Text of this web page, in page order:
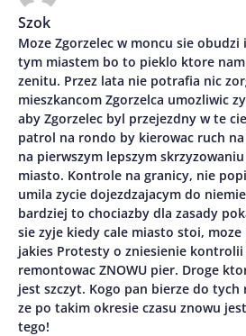
Treść komentarza*
Zapamiętaj moje dane w tej
pisania kolejnych komentarzy.
Szok
Moze Zgorzelec w moncu sie obudzi
tym miastem bo to pieklo ktore
zenitu. Przez lata nie potrafia nic
mieszkancom Zgorzelca umozliwic
aby Zgorzelec byl przejezdny w te
patrol na rondo by kierowac ruch
na pierwszym lepszym
miasto. Kontrole na granicy, nie
umila zycie dojezdzajacym do
bardziej to chociazby dla zasady
sie zyje kiedy cale miasto stoi,
jakies Protesty o zniesienie kontrolii
remontowac ZNOWU pier. Droge
jest szczyt. Kogo pan bierze do
ze po takim okresie czasu znowu
tego!